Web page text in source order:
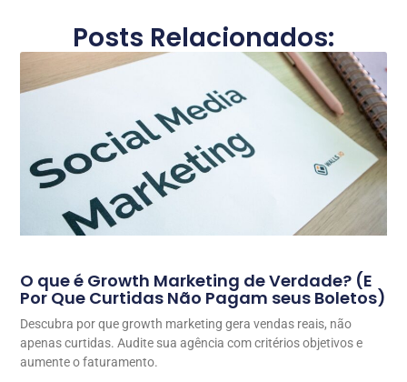
Posts Relacionados:
O que é Growth Marketing de Verdade? (E
Por Que Curtidas Não Pagam seus Boletos)
Descubra por que growth marketing gera vendas reais, não
apenas curtidas. Audite sua agência com critérios objetivos e
aumente o faturamento.